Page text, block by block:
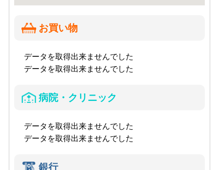
お買い物
データを取得出来ませんでした
データを取得出来ませんでした
病院・クリニック
データを取得出来ませんでした
データを取得出来ませんでした
銀行